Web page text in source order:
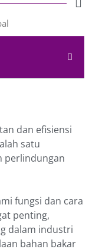
dan efisiensi
satu
perlindungan
fungsi dan cara
penting,
dalam industri
bahan bakar